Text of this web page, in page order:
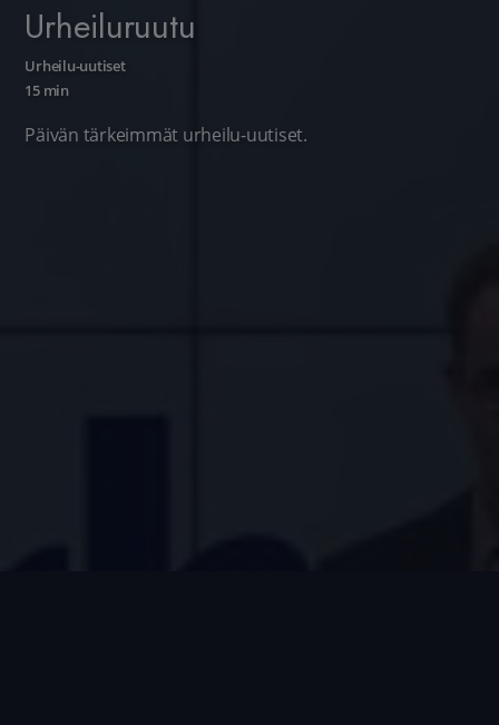
Urheiluruutu
Urheilu-uutiset
15 min
Päivän tärkeimmät urheilu-uutiset.